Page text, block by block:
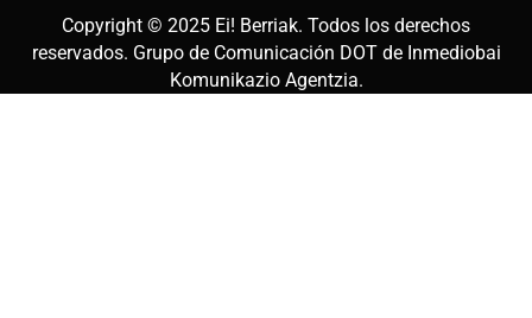
Copyright © 2025 Ei! Berriak. Todos los derechos
reservados. Grupo de Comunicación DOT de Inmediobai
Komunikazio Agentzia.